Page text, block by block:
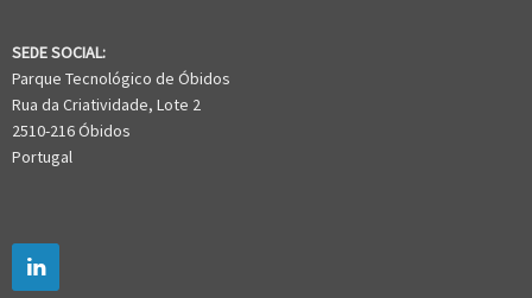
SEDE SOCIAL:
Parque Tecnológico de Óbidos
Rua da Criatividade, Lote 2
2510-216 Óbidos
Portugal